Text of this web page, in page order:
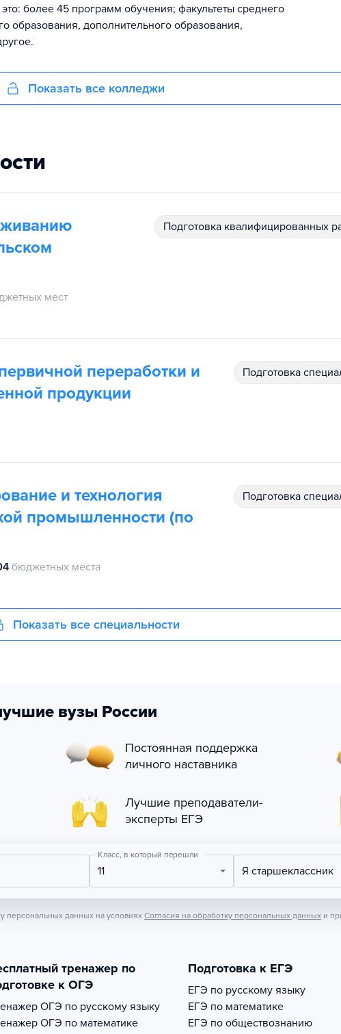
более 45 программ обучения; факультеты среднего
образования, дополнительного образования,
Показать все колледжи
подготовка квалифицированных
мест
переработки и
продукции
подготовка
и технология
промышленности (по
подготовка
бюджетных места
Показать все специальности
вузы России
Постоянная поддержка
личного наставника
Лучшие преподаватели-
эксперты ЕГЭ
Класс, в который перешли
11 Я старшеклассник
персональных данных на условиях Согласия на обработку персональных данных и
тренажер по
к ОГЭ
ОГЭ по русскому языку
ОГЭ по математике
Подготовка к ЕГЭ
ЕГЭ по русскому языку
ЕГЭ по математике
ЕГЭ по обществознанию